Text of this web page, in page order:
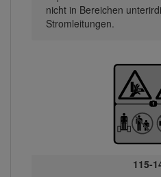
nicht in Bereichen
Stromleitungen.
115-